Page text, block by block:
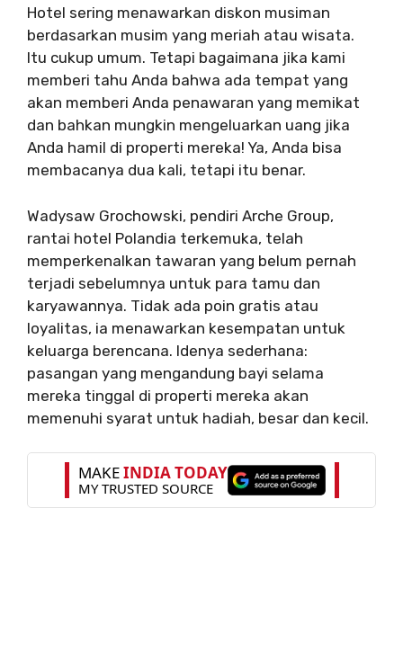
Hotel sering menawarkan diskon musiman
berdasarkan musim yang meriah atau wisata.
Itu cukup umum. Tetapi bagaimana jika kami
memberi tahu Anda bahwa ada tempat yang
akan memberi Anda penawaran yang memikat
dan bahkan mungkin mengeluarkan uang jika
Anda hamil di properti mereka! Ya, Anda bisa
membacanya dua kali, tetapi itu benar.
Wadysaw Grochowski, pendiri Arche Group,
rantai hotel Polandia terkemuka, telah
memperkenalkan tawaran yang belum pernah
terjadi sebelumnya untuk para tamu dan
karyawannya. Tidak ada poin gratis atau
loyalitas, ia menawarkan kesempatan untuk
keluarga berencana. Idenya sederhana:
pasangan yang mengandung bayi selama
mereka tinggal di properti mereka akan
memenuhi syarat untuk hadiah, besar dan kecil.